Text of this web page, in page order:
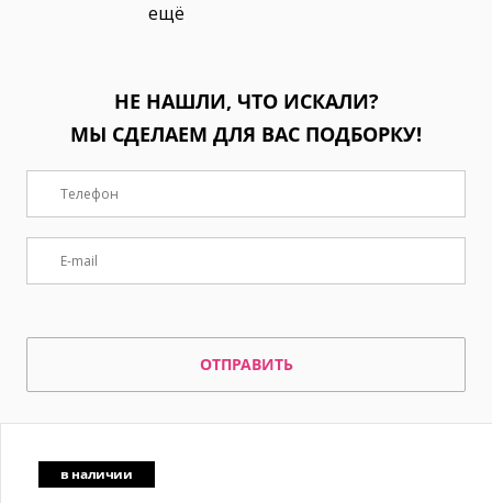
ещё
НЕ НАШЛИ, ЧТО ИСКАЛИ?
МЫ СДЕЛАЕМ ДЛЯ ВАС ПОДБОРКУ!
ОТПРАВИТЬ
в наличии